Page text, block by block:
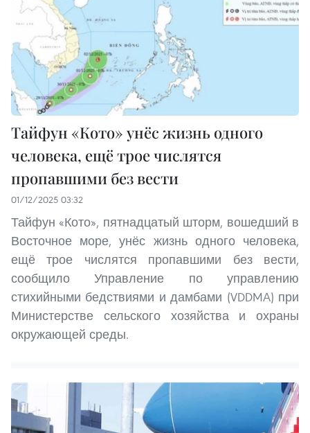
Тайфун «Кото» унёс жизнь одного
человека, ещё трое числятся
пропавшими без вести
01/12/2025 03:32
Тайфун «Кото», пятнадцатый шторм, вошедший в
Восточное море, унёс жизнь одного человека,
ещё трое числятся пропавшими без вести,
сообщило Управление по управлению
стихийными бедствиями и дамбами (VDDMA) при
Министерстве сельского хозяйства и охраны
окружающей среды.